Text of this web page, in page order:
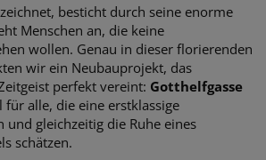
besticht durch seine enorme
Menschen an, die keine
wollen. Genau in dieser florierenden
wir ein Neubauprojekt, das
perfekt vereint: Gotthelfgasse
für alle, die eine erstklassige
und gleichzeitig die Ruhe eines
schätzen.